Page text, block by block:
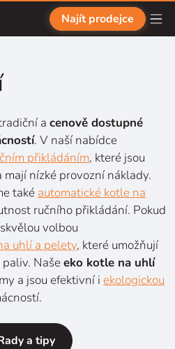
Najít prodejce
a cenově dostupné
. V naší nabídce
přikládáním, které jsou
nízké provozní náklady.
také automatické kotle na
ručního přikládání. Pokud
volbou
uhlí a pelety, které umožňují
Našeeko kotle na uhlí
a jsou efektivní i ekologickou
a tipy